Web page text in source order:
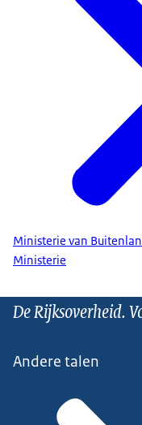
Ministerie van
Ministerie
De Rijksoverheid.
Andere talen